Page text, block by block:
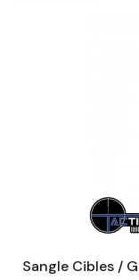
Sangle Cibles /